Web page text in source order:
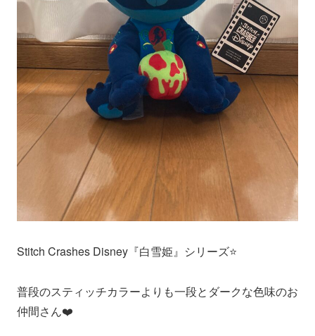
Stitch Crashes Disney『白雪姫』シリーズ⭐️
普段のスティッチカラーよりも一段とダークな色味のお
仲間さん❤️